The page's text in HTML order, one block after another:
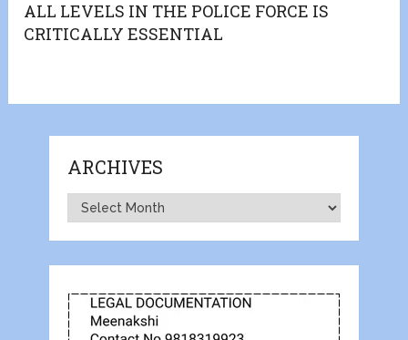
ALL LEVELS IN THE POLICE FORCE IS
CRITICALLY ESSENTIAL
ARCHIVES
Archives